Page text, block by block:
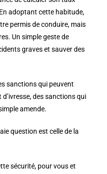
adoptant cette habitude,
permis de conduire, mais
Un simple geste de
graves et sauver des
sanctions qui peuvent
des sanctions qui
amende.
question est celle de la
sécurité, pour vous et